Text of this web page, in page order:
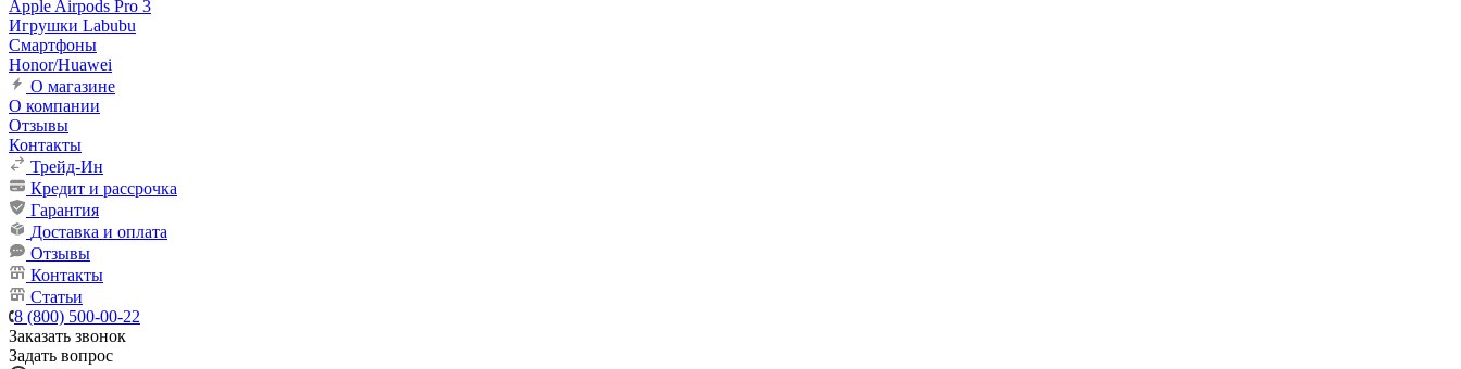
Apple Airpods Pro 3
Игрушки Labubu
Смартфоны
Honor/Huawei
О магазине
О компании
Отзывы
Контакты
Трейд-Ин
Кредит и рассрочка
Гарантия
Доставка и оплата
Отзывы
Контакты
Статьи
8 (800) 500-00-22
Заказать звонок
Задать вопрос